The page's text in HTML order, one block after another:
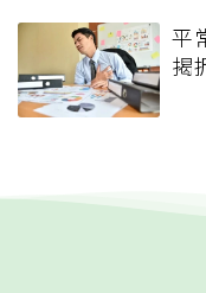
平
揭